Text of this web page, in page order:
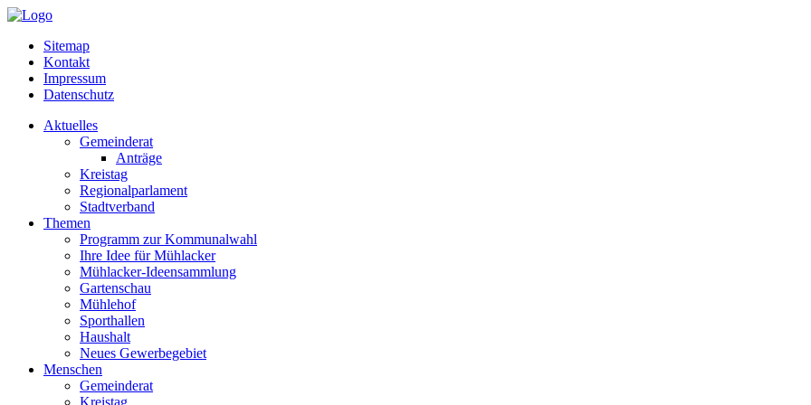
Sitemap
Kontakt
Impressum
Datenschutz
Aktuelles
Gemeinderat
Anträge
Kreistag
Regionalparlament
Stadtverband
Themen
Programm zur Kommunalwahl
Ihre Idee für Mühlacker
Mühlacker-Ideensammlung
Gartenschau
Mühlehof
Sporthallen
Haushalt
Neues Gewerbegebiet
Menschen
Gemeinderat
Kreistag